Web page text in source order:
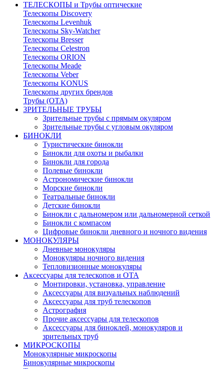
ТЕЛЕСКОПЫ и Трубы оптические
Телескопы Discovery
Телескопы Levenhuk
Телескопы Sky-Watcher
Телескопы Bresser
Телескопы Celestron
Телескопы ORION
Телескопы Meade
Телескопы Veber
Телескопы KONUS
Телескопы других брендов
Трубы (ОТА)
ЗРИТЕЛЬНЫЕ ТРУБЫ
Зрительные трубы с прямым окуляром
Зрительные трубы с угловым окуляром
БИНОКЛИ
Туристические бинокли
Бинокли для охоты и рыбалки
Бинокли для города
Полевые бинокли
Астрономические бинокли
Морские бинокли
Театральные бинокли
Детские бинокли
Бинокли с дальномером или дальномерной сеткой
Бинокли с компасом
Цифровые бинокли дневного и ночного видения
МОНОКУЛЯРЫ
Дневные монокуляры
Монокуляры ночного видения
Тепловизионные монокуляры
Аксессуары для телескопов и ОТА
Монтировки, установка, управление
Аксессуары для визуальных наблюдений
Аксессуары для труб телескопов
Астрография
Прочие аксессуары для телескопов
Аксессуары для биноклей, монокуляров и
зрительных труб
МИКРОСКОПЫ
Монокулярные микроскопы
Бинокулярные микроскопы